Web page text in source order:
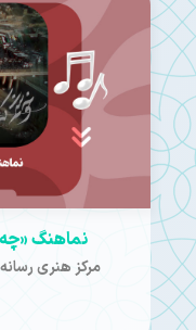
نماهنگ
مرکز هنری